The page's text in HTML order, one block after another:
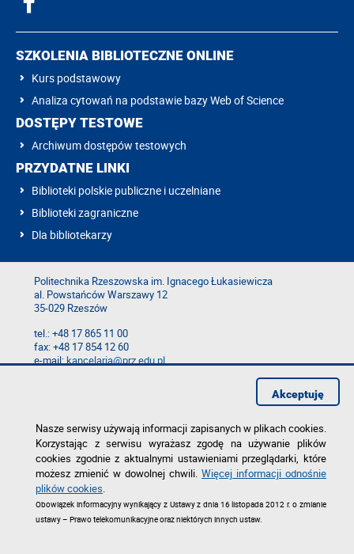
SZKOLENIA BIBLIOTECZNE ONLINE
Kurs podstawowy
Analiza cytowań na podstawie bazy Web of Science
DOSTĘPY TESTOWE
Archiwum dostępów testowych
PRZYDATNE LINKI
Biblioteki polskie publiczne i uczelniane
Biblioteki zagraniczne
Dla bibliotekarzy
Politechnika Rzeszowska im. Ignacego Łukasiewicza
al. Powstańców Warszawy 12
35-029 Rzeszów
tel.: +48 17 865 11 00
fax: +48 17 854 12 60
e-mail:kancelaria@prz.edu.pl
Zgłoś błąd na stronie
Nasze serwisy używają informacji zapisanych w plikach cookies.
Korzystając z serwisu wyrażasz zgodę na używanie plików
cookies zgodnie z aktualnymi ustawieniami przeglądarki, które
możesz zmienić w dowolnej chwili. Więcej informacji odnośnie
plików cookies.
Obowiązek informacyjny wynikający z Ustawy z dnia 16 listopada 2012 r. o zmianie
ustawy – Prawo telekomunikacyjne oraz niektórych innych ustaw.
Akceptuję